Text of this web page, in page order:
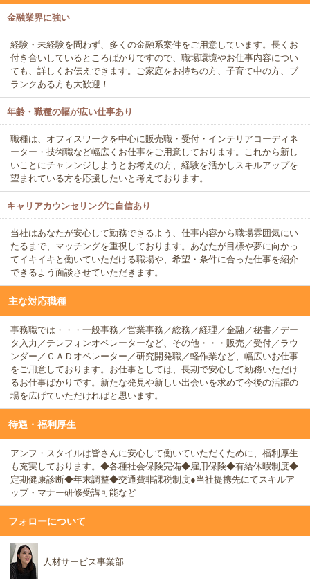
金融業界に強い
経験・未経験を問わず、多くの金融系案件をご用意しています。長くお
付き合いしているところばかりですので、職場環境やお仕事内容につい
ても、詳しくお伝えできます。ご家庭をお持ちの方、子育て中の方、ブ
ランクある方も大歓迎！
年齢・職種の幅が広い仕事あり
職種は、オフィスワークを中心に販売職・受付・インテリアコーディネ
ーター・技術職など幅広くお仕事をご用意しております。これから新し
いことにチャレンジしようとお考えの方、経験を活かしスキルアップを
望まれている方を応援したいと考えております。
キャリアカウンセリングに自信あり
当社はあなたが安心して勤務できるよう、仕事内容から職場雰囲気にい
たるまで、マッチングを重視しております。あなたが目標や夢に向かっ
てイキイキと働いていただける職場や、希望・条件に合った仕事を紹介
できるよう面談させていただきます。
主な対応職種
事務職では・・・一般事務／営業事務／総務／経理／金融／秘書／デー
タ入力／テレフォンオペレーターなど、その他・・・販売／受付／ラウ
ンダー／ＣＡＤオペレーター／研究開発職／軽作業など、幅広いお仕事
をご用意しております。お仕事としては、長期で安心して勤務いただけ
るお仕事ばかりです。新たな発見や新しい出会いを求めて今後の活躍の
場を広げていただければと思います。
待遇・福利厚生
アンフ・スタイルは皆さんに安心して働いていただくために、福利厚生
も充実しております。◆各種社会保険完備◆雇用保険◆有給休暇制度◆
定期健康診断◆年末調整◆交通費非課税制度●当社提携先にてスキルア
ップ・マナー研修受講可能など
フォローについて
人材サービス事業部